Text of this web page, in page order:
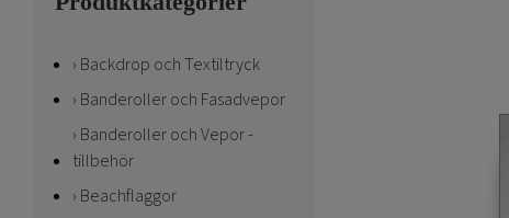
Backdrop och Textiltryck
Banderoller och Fasadvepor
Banderoller och Vepor -
tillbehör
Beachflaggor